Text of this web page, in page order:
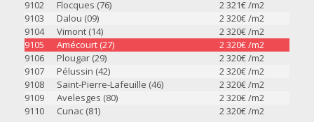
9102
Flocques (76) 2 321€ /m2
9103
Dalou (09) 2 320€ /m2
9104
Vimont (14) 2 320€ /m2
9105
Amécourt (27) 2 320€ /m2
9106
Plougar (29) 2 320€ /m2
9107
Pélussin (42) 2 320€ /m2
9108
Saint-Pierre-Lafeuille (46) 2 320€ /m2
9109
Avelesges (80) 2 320€ /m2
9110
Cunac (81) 2 320€ /m2